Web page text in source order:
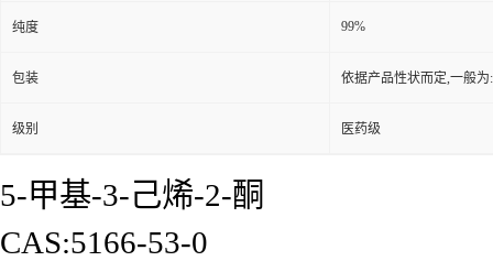
纯度 99%
包装 依据产品性状而定,一般
级别 医药级
5-甲基-3-己烯-2-酮
CAS:5166-53-0